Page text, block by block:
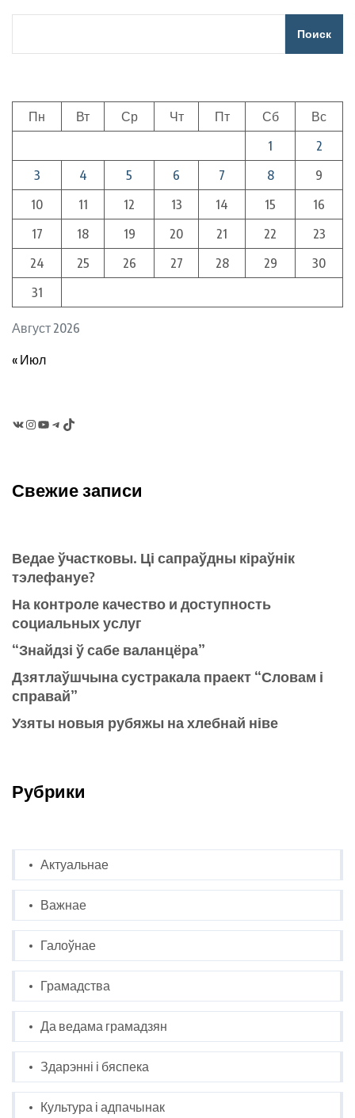
Поиск
Август 2026
Пн Вт Ср Чт Пт Сб
Вс
1
2
3
4 5 6 7 8
9
10
11 12 13 14 15
16
17
18 19 20 21 22
23
24
25 26 27 28 29
30
31
« Июл
Instagram
YouTubeTelegram
TikTok
Свежие записи
Ведае ўчастковы. Ці сапраўдны кіраўнік
тэлефануе?
На контроле качество и доступность
социальных услуг
“Знайдзі ў сабе валанцёра”
Дзятлаўшчына сустракала праект “Словам і
справай”
Узяты новыя рубяжы на хлебнай ніве
Рубрики
Актуальнае
Важнае
Галоўнае
Грамадства
Да ведама грамадзян
Здарэнні і бяспека
Культура і адпачынак